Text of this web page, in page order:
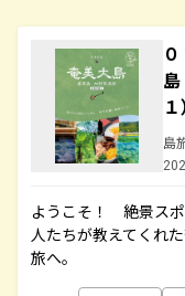
島
ようこそ！ 絶景ス
人たちが教えてくれ
旅へ。